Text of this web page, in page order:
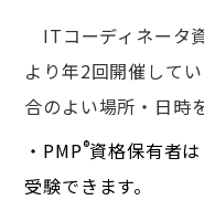
ITコーディネータ
より年2回開催して
合のよい場所・日時
・PMP®資格保有者
受験できます。